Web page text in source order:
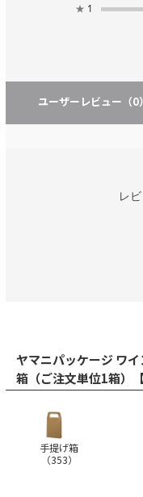
★ 1
ユーザーレビュー （0）
レ
ヤマニパッケージ ワ
箱（ご注文単位1箱）
手提げ箱
（353）